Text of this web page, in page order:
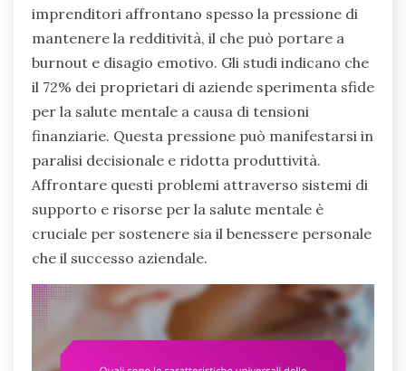
imprenditori affrontano spesso la pressione di
mantenere la redditività, il che può portare a
burnout e disagio emotivo. Gli studi indicano che
il 72% dei proprietari di aziende sperimenta sfide
per la salute mentale a causa di tensioni
finanziarie. Questa pressione può manifestarsi in
paralisi decisionale e ridotta produttività.
Affrontare questi problemi attraverso sistemi di
supporto e risorse per la salute mentale è
cruciale per sostenere sia il benessere personale
che il successo aziendale.